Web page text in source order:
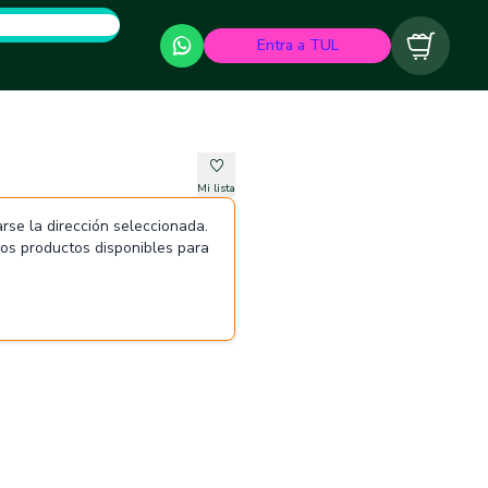
Entra a TUL Carrito
Mi lista
la dirección seleccionada.
productos disponibles para